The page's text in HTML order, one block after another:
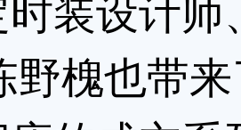
时装设计
野槐也带